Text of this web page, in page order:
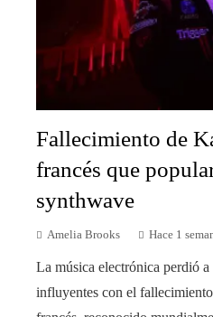
Fallecimiento de
francés que
synthwave
Amelia Brooks Hace 1
La música electrónica perdió a
influyentes con el